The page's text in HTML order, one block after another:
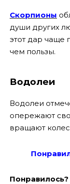
Скорпионы
души других
этот дар чаще
чем пользы.
Водолеи
Водолеи
опережают
вращают